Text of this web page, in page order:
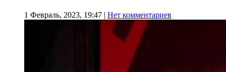
1 Февраль, 2023, 19:47 | Нет комментариев